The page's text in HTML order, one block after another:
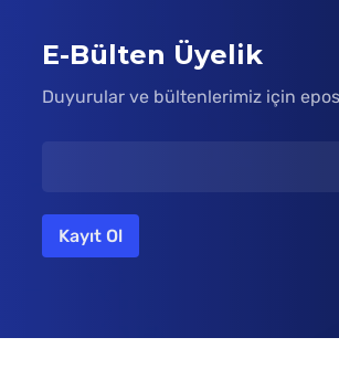
E-Bülten Üyelik
Duyurular ve bültenlerimiz için